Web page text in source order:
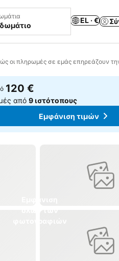
EL · €
οι πληρωμές σε εμάς επηρεάζουν
στα αγαπημένα
120 €
από9 ιστότοπους
Εμφάνιση τιμών